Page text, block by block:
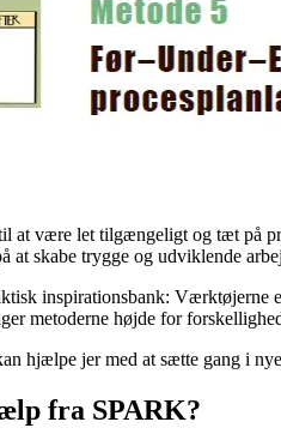
at være let tilgængeligt og tæt på
at skabe trygge og udviklende
inspirationsbank: Værktøjerne
metoderne højde for
hjælpe jer med at sætte gang i
fra SPARK?